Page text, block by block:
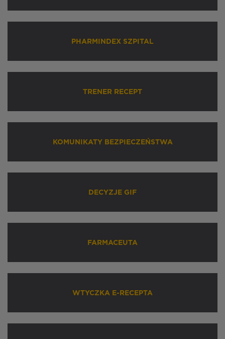
PHARMINDEX SZPITAL
TRENER RECEPT
KOMUNIKATY BEZPIECZEŃSTWA
DECYZJE GIF
FARMACEUTA
WTYCZKA E-RECEPTA